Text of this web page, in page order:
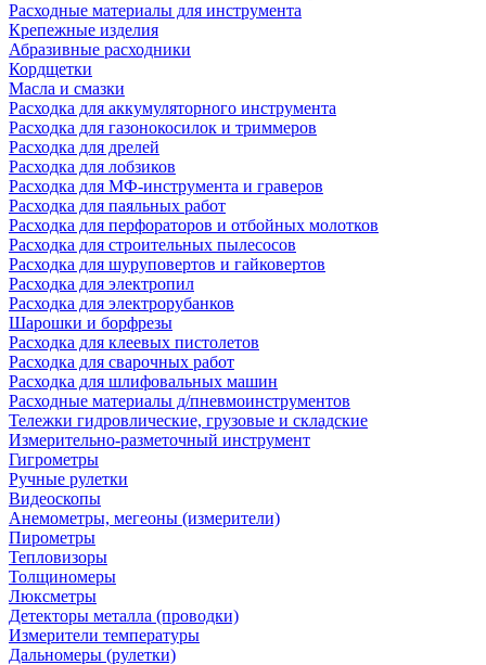
Расходные материалы для инструмента
Крепежные изделия
Абразивные расходники
Кордщетки
Масла и смазки
Расходка для аккумуляторного инструмента
Расходка для газонокосилок и триммеров
Расходка для дрелей
Расходка для лобзиков
Расходка для МФ-инструмента и граверов
Расходка для паяльных работ
Расходка для перфораторов и отбойных молотков
Расходка для строительных пылесоcов
Расходка для шуруповертов и гайковертов
Расходка для электропил
Расходка для электрорубанков
Шарошки и борфрезы
Расходка для клеевых пистолетов
Расходка для сварочных работ
Расходка для шлифовальных машин
Расходные материалы д/пневмоинструментов
Тележки гидровлические, грузовые и складские
Измерительно-разметочный инструмент
Гигрометры
Ручные рулетки
Видеоскопы
Анемометры, мегеоны (измерители)
Пирометры
Тепловизоры
Толщиномеры
Люксметры
Детекторы металла (проводки)
Измерители температуры
Дальномеры (рулетки)